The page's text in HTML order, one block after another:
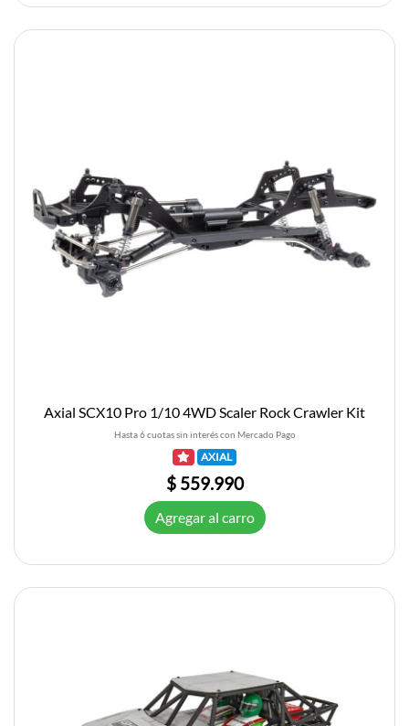
Axial SCX10 Pro 1/10 4WD Scaler Rock Crawler Kit
Hasta 6 cuotas sin interés con Mercado Pago
AXIAL
$ 559.990
Agregar al carro